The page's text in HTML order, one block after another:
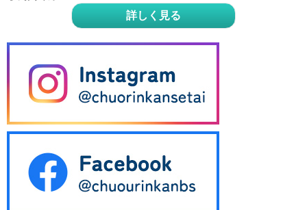
詳しく見る